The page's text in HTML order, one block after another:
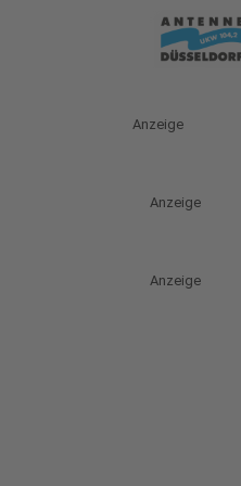
Anzeige
Anzeige
Anzeige